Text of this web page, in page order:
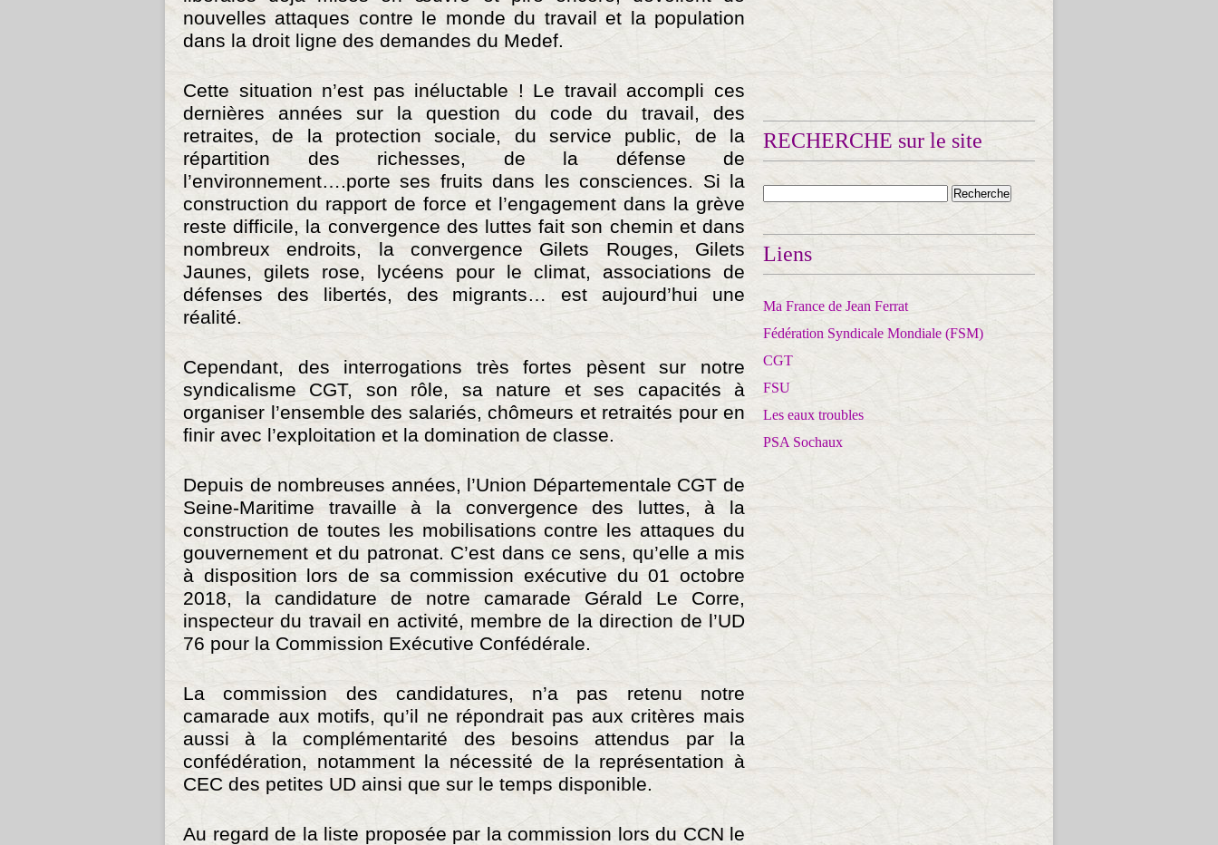
nouvelles attaques contre le monde du travail et la population
dans la droit ligne des demandes du Medef.
Cette situation n’est pas inéluctable ! Le travail accompli ces
dernières années sur la question du code du travail, des
retraites, de la protection sociale, du service public, de la
répartition des richesses, de la défense de
l’environnement….porte ses fruits dans les consciences. Si la
construction du rapport de force et l’engagement dans la grève
reste difficile, la convergence des luttes fait son chemin et dans
nombreux endroits, la convergence Gilets Rouges, Gilets
Jaunes, gilets rose, lycéens pour le climat, associations de
défenses des libertés, des migrants… est aujourd’hui une
réalité.
Cependant, des interrogations très fortes pèsent sur notre
syndicalisme CGT, son rôle, sa nature et ses capacités à
organiser l’ensemble des salariés, chômeurs et retraités pour en
finir avec l’exploitation et la domination de classe.
Depuis de nombreuses années, l’Union Départementale CGT de
Seine-Maritime travaille à la convergence des luttes, à la
construction de toutes les mobilisations contre les attaques du
gouvernement et du patronat. C’est dans ce sens, qu’elle a mis
à disposition lors de sa commission exécutive du 01 octobre
2018, la candidature de notre camarade Gérald Le Corre,
inspecteur du travail en activité, membre de la direction de l’UD
76 pour la Commission Exécutive Confédérale.
La commission des candidatures, n’a pas retenu notre
camarade aux motifs, qu’il ne répondrait pas aux critères mais
aussi à la complémentarité des besoins attendus par la
confédération, notamment la nécessité de la représentation à
CEC des petites UD ainsi que sur le temps disponible.
Au regard de la liste proposée par la commission lors du CCN le
RECHERCHE sur le site
Liens
Ma France de Jean Ferrat
Fédération Syndicale Mondiale (FSM)
CGT
FSU
Les eaux troubles
PSA Sochaux